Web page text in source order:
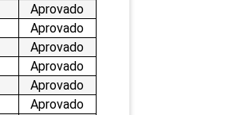
Aprovado
Aprovado
Aprovado
Aprovado
Aprovado
Aprovado